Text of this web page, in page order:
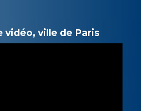
vidéo, ville de Paris